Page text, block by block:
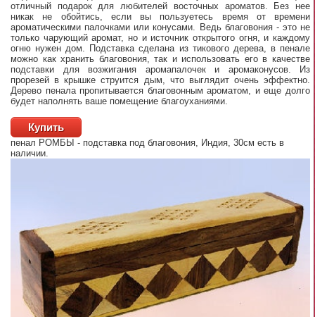
отличный подарок для любителей восточных ароматов. Без нее
никак не обойтись, если вы пользуетесь время от времени
ароматическими палочками или конусами. Ведь благовония - это не
только чарующий аромат, но и источник открытого огня, и каждому
огню нужен дом. Подставка сделана из тикового дерева, в пенале
можно как хранить благовония, так и использовать его в качестве
подставки для возжигания аромапалочек и аромаконусов. Из
прорезей в крышке струится дым, что выглядит очень эффектно.
Дерево пенала пропитывается благовонным ароматом, и еще долго
будет наполнять ваше помещение благоуханиями.
Купить
пенал РОМБЫ - подставка под благовония, Индия, 30см есть в
наличии.